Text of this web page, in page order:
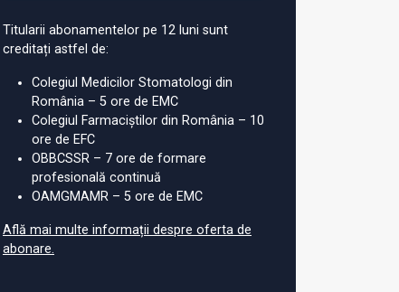
Titularii abonamentelor pe 12 luni sunt
creditați astfel de:
Colegiul Medicilor Stomatologi din
România – 5 ore de EMC
Colegiul Farmaciștilor din România – 10
ore de EFC
OBBCSSR – 7 ore de formare
profesională continuă
OAMGMAMR – 5 ore de EMC
Află mai multe informații despre oferta de
abonare.